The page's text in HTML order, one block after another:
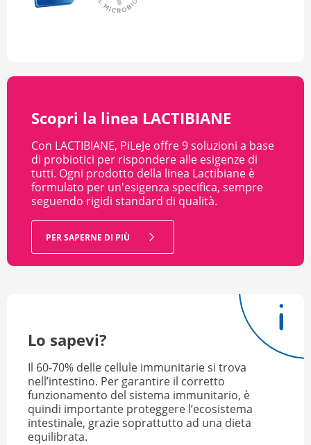
Scopri la linea LACTIBIANE
Con LACTIBIANE, PiLeJe offre 9 soluzioni a base
di probiotici per rispondere alle esigenze di
tutti. Ogni prodotto della linea Lactibiane è
formulato per un'esigenza specifica, sempre
seguendo rigidi standard di qualità.
PER SAPERNE DI PIÙ
Lo sapevi?
Il 60-70% delle cellule immunitarie si trova
nell’intestino. Per garantire il corretto
funzionamento del sistema immunitario, è
quindi importante proteggere l’ecosistema
intestinale, grazie soprattutto ad una dieta
equilibrata.